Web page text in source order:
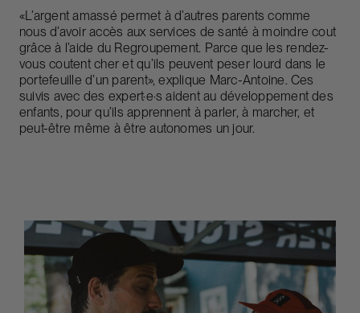
«L’argent amassé permet à d’autres parents comme
nous d’avoir accès aux services de santé à moindre cout
grâce à l’aide du Regroupement. Parce que les rendez-
vous coutent cher et qu’ils peuvent peser lourd dans le
portefeuille d’un parent», explique Marc-Antoine. Ces
suivis avec des expert·e·s aident au développement des
enfants, pour qu’ils apprennent à parler, à marcher, et
peut-être même à être autonomes un jour.